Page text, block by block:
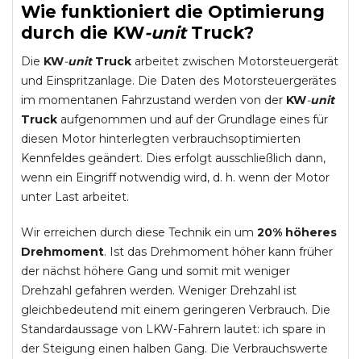
Wie funktioniert die Optimierung
durch die KW-unit Truck?
Die KW-unit Truck arbeitet zwischen Motorsteuergerät
und Einspritzanlage. Die Daten des Motorsteuergerätes
im momentanen Fahrzustand werden von der KW-unit
Truck aufgenommen und auf der Grundlage eines für
diesen Motor hinterlegten verbrauchsoptimierten
Kennfeldes geändert. Dies erfolgt ausschließlich dann,
wenn ein Eingriff notwendig wird, d. h. wenn der Motor
unter Last arbeitet.
Wir erreichen durch diese Technik ein um 20% höheres
Drehmoment. Ist das Drehmoment höher kann früher
der nächst höhere Gang und somit mit weniger
Drehzahl gefahren werden. Weniger Drehzahl ist
gleichbedeutend mit einem geringeren Verbrauch. Die
Standardaussage von LKW-Fahrern lautet: ich spare in
der Steigung einen halben Gang. Die Verbrauchswerte